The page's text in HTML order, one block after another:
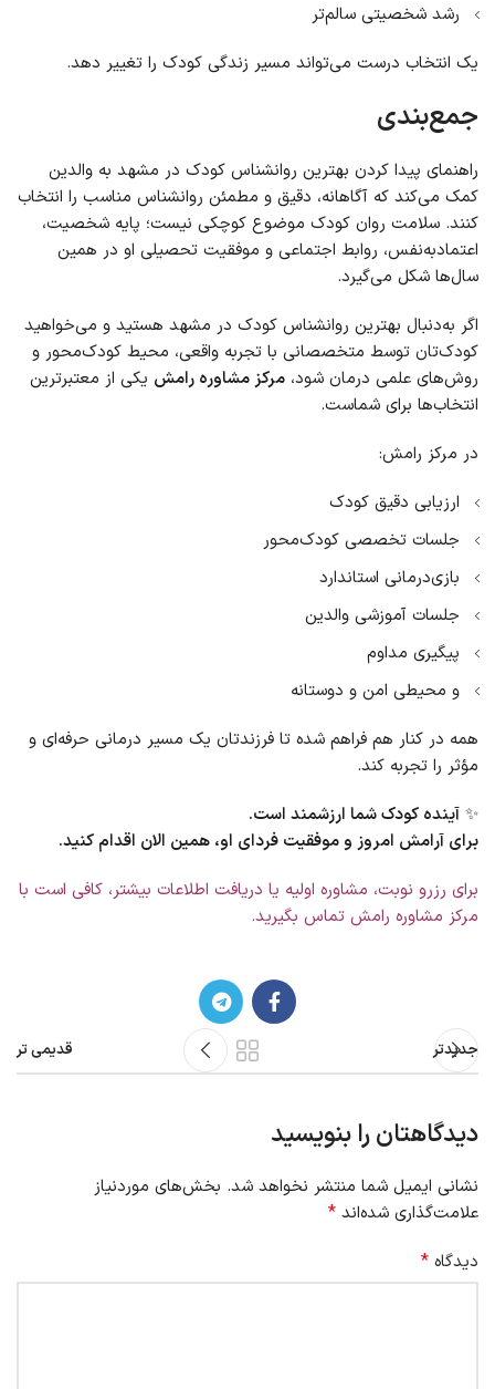
رشد شخصیتی سالم‌تر
یک انتخاب درست می‌تواند مسیر زندگی کودک را تغییر دهد.
جمع‌بندی
راهنمای پیدا کردن بهترین روانشناس کودک در مشهد به والدین
کمک می‌کند که آگاهانه، دقیق و مطمئن روانشناس مناسب را انتخاب
کنند. سلامت روان کودک موضوع کوچکی نیست؛ پایه شخصیت،
اعتمادبه‌نفس، روابط اجتماعی و موفقیت تحصیلی او در همین
سال‌ها شکل می‌گیرد.
اگر به‌دنبال بهترین روانشناس کودک در مشهد هستید و می‌خواهید
کودک‌تان توسط متخصصانی با تجربه واقعی، محیط کودک‌محور و
روش‌های علمی درمان شود، مرکز مشاوره رامش یکی از معتبرترین
انتخاب‌ها برای شماست.
در مرکز رامش:
ارزیابی دقیق کودک
جلسات تخصصی کودک‌محور
بازی‌درمانی استاندارد
جلسات آموزشی والدین
پیگیری مداوم
و محیطی امن و دوستانه
همه در کنار هم فراهم شده تا فرزندتان یک مسیر درمانی حرفه‌ای و
مؤثر را تجربه کند.
✨ آینده کودک شما ارزشمند است.
برای آرامش امروز و موفقیت فردای او، همین الان اقدام کنید.
برای رزرو نوبت، مشاوره اولیه یا دریافت اطلاعات بیشتر، کافی است با
مرکز مشاوره رامش تماس بگیرید.
جدیدتر قدیمی تر
دیدگاهتان را بنویسید
نشانی ایمیل شما منتشر نخواهد شد. بخش‌های موردنیاز
علامت‌گذاری شده‌اند *
دیدگاه *